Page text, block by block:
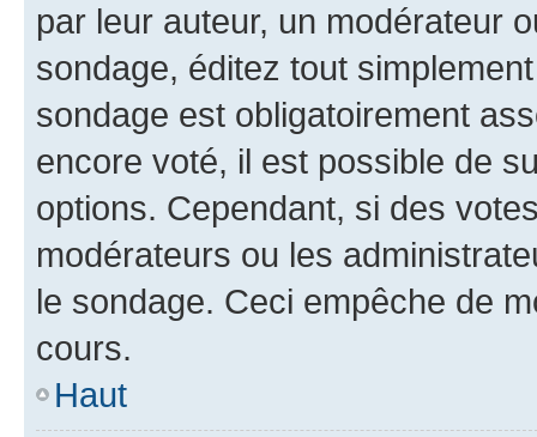
par leur auteur, un modérateur
sondage, éditez tout
sondage est obligatoirement
encore voté, il est possible de
options. Cependant, si des
modérateurs ou les
le sondage. Ceci empêche de
cours.
Haut